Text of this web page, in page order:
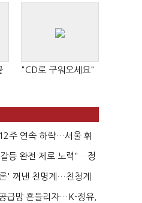
"CD로 구워오세요"
주 연속 하락…서울 휘
...
등 완전 제로 노력"…정
세 사...
' 꺼낸 친명계…친청계
리기...
급망 흔들리자…K-정유,